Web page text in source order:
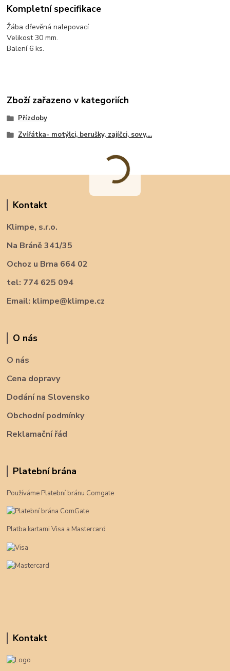
Kompletní specifikace
Žába dřevěná nalepovací
Velikost 30 mm.
Balení 6 ks.
Zboží zařazeno v kategoriích
Přízdoby
Zvířátka- motýlci, berušky, zajíčci, sovy,...
Kontakt
Klimpe, s.r.o.
Na Bráně 341/35
Ochoz u Brna 664 02
tel: 774 625 094
Email: klimpe@klimpe.cz
O nás
O nás
Cena dopravy
Dodání na Slovensko
Obchodní podmínky
Reklamační řád
Platební brána
Používáme Platební bránu Comgate
Platba kartami Visa a Mastercard
Kontakt